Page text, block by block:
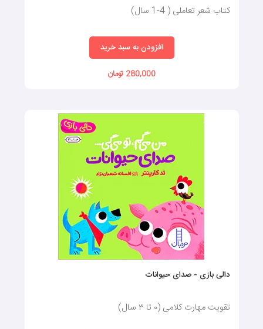
کتاب شعر تعاملی ( 4-1 سال)
افزودن به سبد خرید
280,000 تومان
دالی بازی - صدای حیوانات
تقویت مهارت کلامی (٠ تا ٣ سال)